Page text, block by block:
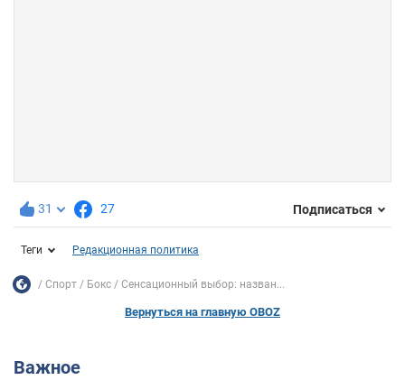
31 27 Подписаться
Теги Редакционная политика
Спорт Бокс Сенсационный выбор: назван...
Вернуться на главную OBOZ
Важное